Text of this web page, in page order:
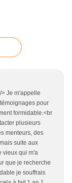
Je m'appelle
pour
formidable.<br
plusieurs
menteurs, des
suite aux
vieux qui m'a
que je recherche
je souffrais